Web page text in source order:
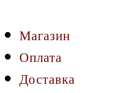
Магазин
Оплата
Доставка